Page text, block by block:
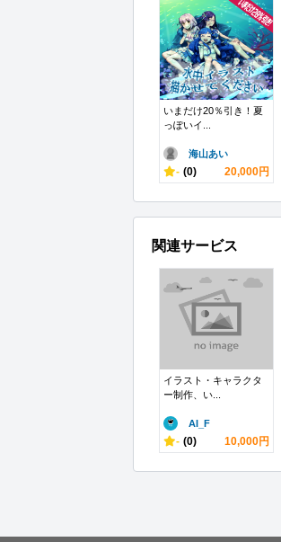
いまだけ20％引き！夏
っぽいイ...
海山あい
- (0) 20,000円
関連サービス
イラスト・キャラクタ
ー制作、い...
AI_F
- (0) 10,000円